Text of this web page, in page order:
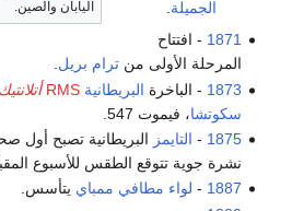
اليابان والصين.
الجميلة.
1871 - افتتاح
المرحلة الأولى منترام بريل.
1873 - الباخرة البريطانية RMS أتلانتيك
سكوتشا، فيموت 547.
1875
- التايمز البريطانية تصبح أول
نشرة جوية تتوقع الطقس للأسبوع
1887
- لواء مطافي ممباي يتأسس.